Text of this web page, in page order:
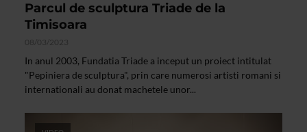
Parcul de sculptura Triade de la
Timisoara
08/03/2023
In anul 2003, Fundatia Triade a inceput un proiect intitulat
"Pepiniera de sculptura", prin care numerosi artisti romani si
internationali au donat machetele unor...